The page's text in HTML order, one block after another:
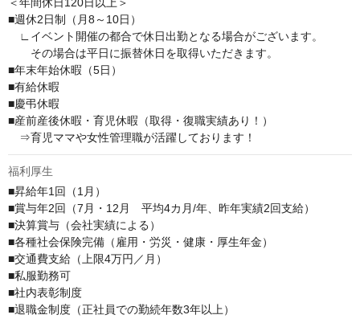
＜年間休日120日以上＞
■週休2日制（月8～10日）
∟イベント開催の都合で休日出勤となる場合がございます。
その場合は平日に振替休日を取得いただきます。
■年末年始休暇（5日）
■有給休暇
■慶弔休暇
■産前産後休暇・育児休暇（取得・復職実績あり！）
⇒育児ママや女性管理職が活躍しております！
福利厚生
■昇給年1回（1月）
■賞与年2回（7月・12月　平均4カ月/年、昨年実績2回支給）
■決算賞与（会社実績による）
■各種社会保険完備（雇用・労災・健康・厚生年金）
■交通費支給（上限4万円／月）
■私服勤務可
■社内表彰制度
■退職金制度（正社員での勤続年数3年以上）